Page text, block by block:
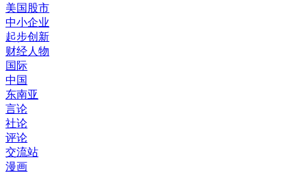
美国股市
中小企业
起步创新
财经人物
国际
中国
东南亚
言论
社论
评论
交流站
漫画